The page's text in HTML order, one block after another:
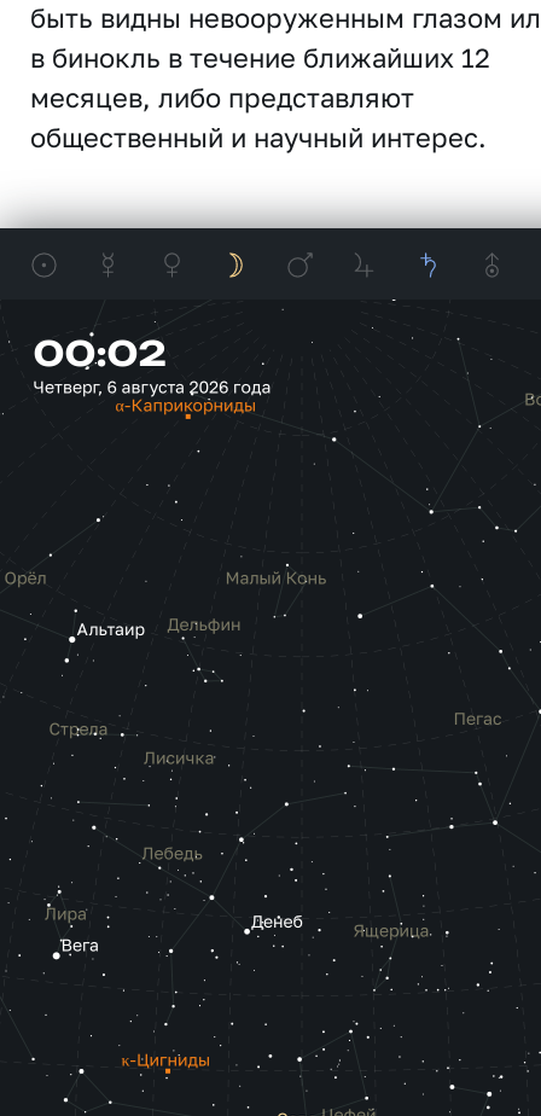
быть видны невооруженным глазом
в бинокль в течение ближайших 12
месяцев, либо представляют
общественный и научный интерес.